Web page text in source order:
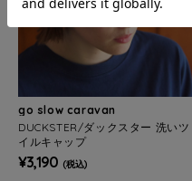
go slow caravan
DUCKSTER/ダックスター 洗いツ
イルキャップ
¥3,190 (税込)